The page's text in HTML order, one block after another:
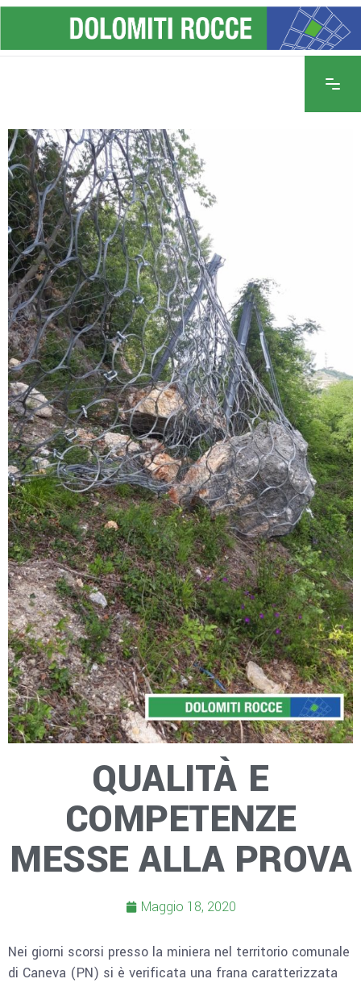
QUALITÀ E
COMPETENZE
MESSE ALLA PROVA
Maggio 18, 2020
Nei giorni scorsi presso la miniera nel territorio comunale
di Caneva (PN) si è verificata una frana caratterizzata